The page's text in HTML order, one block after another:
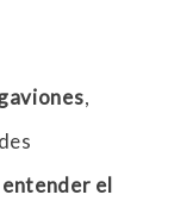
,
entender el